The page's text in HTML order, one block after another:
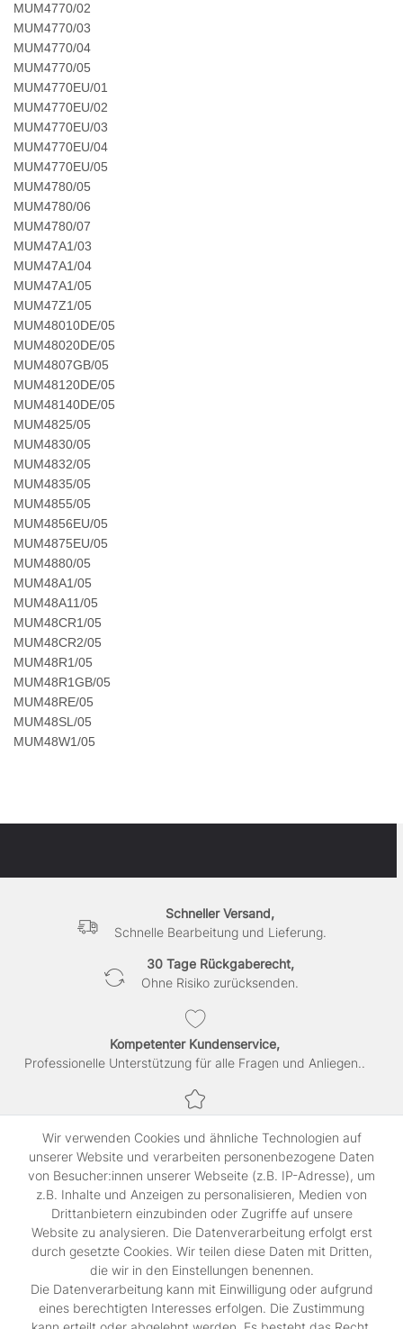
MUM4770/02
MUM4770/03
MUM4770/04
MUM4770/05
MUM4770EU/01
MUM4770EU/02
MUM4770EU/03
MUM4770EU/04
MUM4770EU/05
MUM4780/05
MUM4780/06
MUM4780/07
MUM47A1/03
MUM47A1/04
MUM47A1/05
MUM47Z1/05
MUM48010DE/05
MUM48020DE/05
MUM4807GB/05
MUM48120DE/05
MUM48140DE/05
MUM4825/05
MUM4830/05
MUM4832/05
MUM4835/05
MUM4855/05
MUM4856EU/05
MUM4875EU/05
MUM4880/05
MUM48A1/05
MUM48A11/05
MUM48CR1/05
MUM48CR2/05
MUM48R1/05
MUM48R1GB/05
MUM48RE/05
MUM48SL/05
MUM48W1/05
Schneller Versand,
Schnelle Bearbeitung und Lieferung.
30 Tage Rückgaberecht,
Ohne Risiko zurücksenden.
Kompetenter Kundenservice,
Professionelle Unterstützung für alle Fragen und Anliegen..
SSL-verschlüsselte Abwicklung für maximale Sicherheit.
Shop
Kontakt
Rechtliches
Widerrufs­recht
Impressum
Wir verwenden Cookies und ähnliche Technologien auf
unserer Website und verarbeiten personenbezogene Daten
von Besucher:innen unserer Webseite (z.B. IP-Adresse), um
z.B. Inhalte und Anzeigen zu personalisieren, Medien von
Drittanbietern einzubinden oder Zugriffe auf unsere
Website zu analysieren. Die Datenverarbeitung erfolgt erst
durch gesetzte Cookies. Wir teilen diese Daten mit Dritten,
die wir in den Einstellungen benennen.
Die Datenverarbeitung kann mit Einwilligung oder aufgrund
eines berechtigten Interesses erfolgen. Die Zustimmung